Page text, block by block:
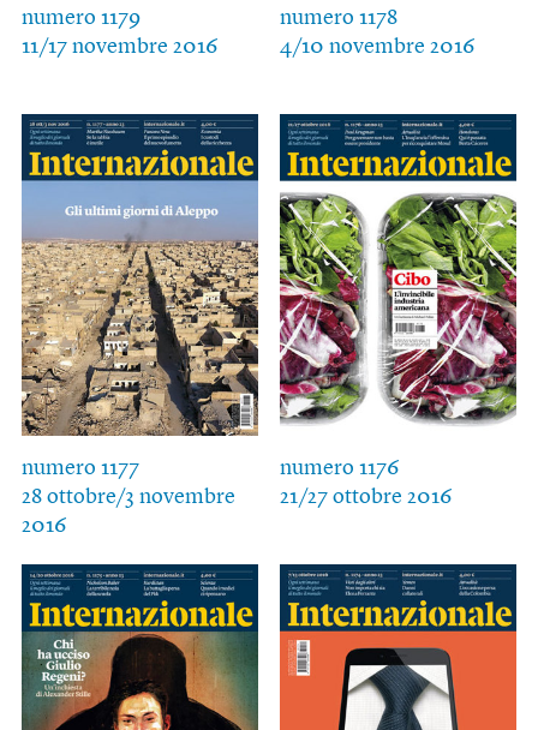
numero 1179
11/17 novembre 2016
numero 1178
4/10 novembre 2016
numero 1177
28 ottobre/3 novembre
2016
numero 1176
21/27 ottobre 2016